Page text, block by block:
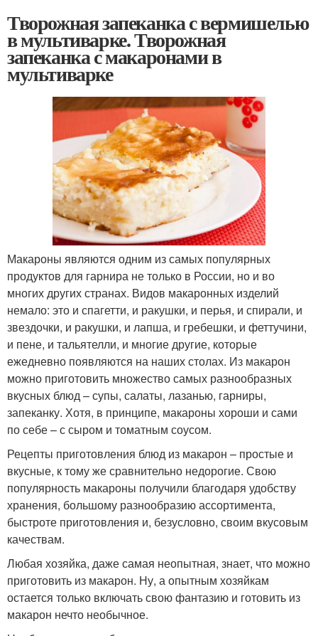
Творожная запеканка с вермишелью
в мультиварке. Творожная
запеканка с макаронами в
мультиварке
Макароны являются одним из самых популярных
продуктов для гарнира не только в России, но и во
многих других странах. Видов макаронных изделий
немало: это и спагетти, и ракушки, и перья, и спирали, и
звездочки, и ракушки, и лапша, и гребешки, и феттучини,
и пене, и тальятелли, и многие другие, которые
ежедневно появляются на наших столах. Из макарон
можно приготовить множество самых разнообразных
вкусных блюд – супы, салаты, лазанью, гарниры,
запеканку. Хотя, в принципе, макароны хороши и сами
по себе – с сыром и томатным соусом.
Рецепты приготовления блюд из макарон – простые и
вкусные, к тому же сравнительно недорогие. Свою
популярность макароны получили благодаря удобству
хранения, большому разнообразию ассортимента,
быстроте приготовления и, безусловно, своим вкусовым
качествам.
Любая хозяйка, даже самая неопытная, знает, что можно
приготовить из макарон. Ну, а опытным хозяйкам
остается только включать свою фантазию и готовить из
макарон нечто необычное.